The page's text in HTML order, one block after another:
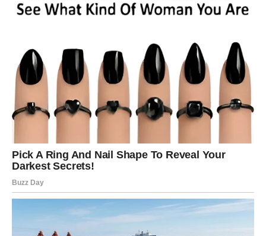
Sve dolazi u pravo vrijeme.
VAGA
Šta vam dolazi?